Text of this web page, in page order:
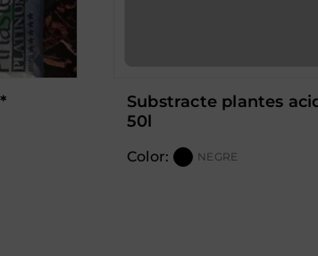
substracte plantes acidesm
50l
Color: NEGRE